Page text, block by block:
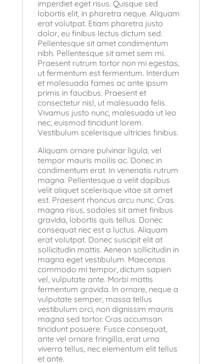
imperdiet eget risus. Quisque sed
lobortis elit, in pharetra neque. Aliquam
erat volutpat. Etiam pharetra justo
dolor, eu finibus lectus dictum sed.
Pellentesque sit amet condimentum
nibh. Pellentesque sit amet sem mi.
Praesent rutrum tortor non mi egestas,
ut fermentum est fermentum. Interdum
et malesuada fames ac ante ipsum
primis in faucibus. Praesent et
consectetur nisl, ut malesuada felis.
Vivamus justo nunc, malesuada ut leo
nec, euismod tincidunt lorem.
Vestibulum scelerisque ultricies finibus.
Aliquam ornare pulvinar ligula, vel
tempor mauris mollis ac. Donec in
condimentum erat. In venenatis rutrum
magna. Pellentesque a velit dapibus
velit aliquet scelerisque vitae sit amet
est. Praesent rhoncus arcu nunc. Cras
magna risus, sodales sit amet finibus
gravida, lobortis quis tellus. Donec
consequat nec est a luctus. Aliquam
erat volutpat. Donec suscipit elit at
sollicitudin mattis. Aenean sollicitudin in
magna eget vestibulum. Maecenas
commodo mi tempor, dictum sapien
vel, vulputate ante. Morbi mattis
fermentum gravida. In ornare, neque a
vulputate semper, massa tellus
vestibulum orci, non dignissim mauris
magna sed tortor. Cras accumsan
tincidunt posuere. Fusce consequat,
ante vel ornare fringilla, erat urna
viverra tellus, nec elementum elit tellus
et ante.